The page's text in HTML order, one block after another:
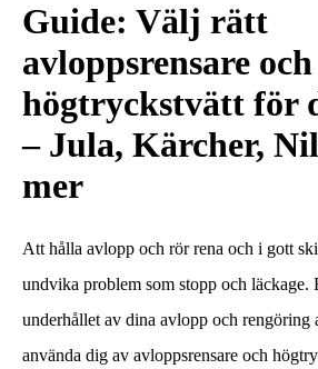
Guide: Välj rätt
avloppsrensare och
högtryckstvätt för
– Jula, Kärcher,
mer
Att hålla avlopp och rör rena och i gott
undvika problem som stopp och läckage.
underhållet av dina avlopp och rengöring
använda dig av avloppsrensare och